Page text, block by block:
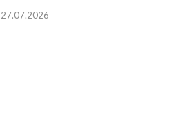
27.07.2026